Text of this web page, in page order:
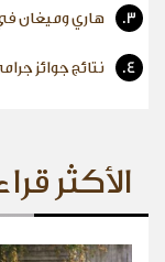
3. هاري وميغان
4. نتائج جوائز
الأكثر